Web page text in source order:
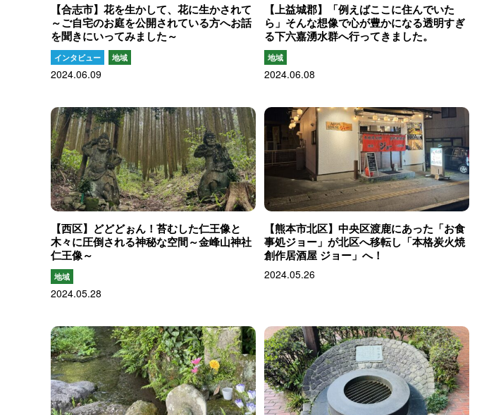
【合志市】花を生かして、花に生かされて
～ご自宅のお庭を公開されている方へお話
を聞きにいってみました～
インタビュー 地域
2024.06.09
【上益城郡】「例えばここに住んでいた
ら」そんな想像で心が豊かになる透明すぎ
る下六嘉湧水群へ行ってきました。
地域
2024.06.08
【西区】どどどぉん！苔むした仁王像と
木々に圧倒される神秘な空間～金峰山神社
仁王像～
地域
2024.05.28
【熊本市北区】中央区渡鹿にあった「お食
事処ジョー」が北区へ移転し「本格炭火焼
創作居酒屋 ジョー」へ！
2024.05.26